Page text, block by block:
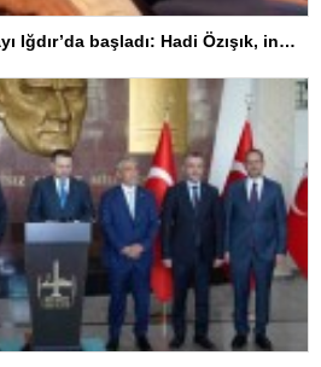
13. Dijital Medya Çalıştayı Iğdır’da başladı: Hadi Özışık, internet yasasının perde arkasını anlattı